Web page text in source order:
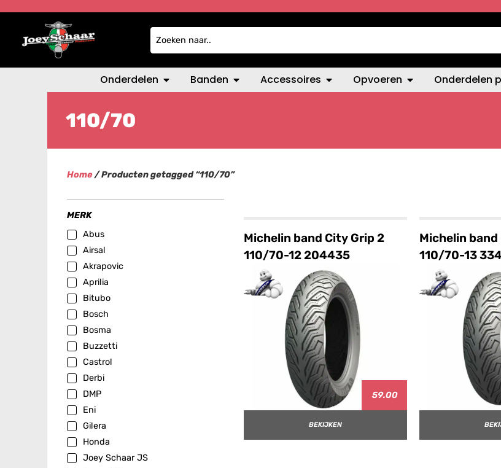
Onderdelen Banden Accessoires Opvoeren Onderdelen
110/70
Home/ Producten getagged “110/70”
MERK
Abus
Airsal
Akrapovic
Aprilia
Bitubo
Bosch
Bosma
Buzzetti
Castrol
Derbi
DMP
Eni
Gilera
Honda
Joey Schaar JS
Michelin band City Grip 2
110/70-12 204435
59.00
BEKIJKEN
Michelin band
110/70-13